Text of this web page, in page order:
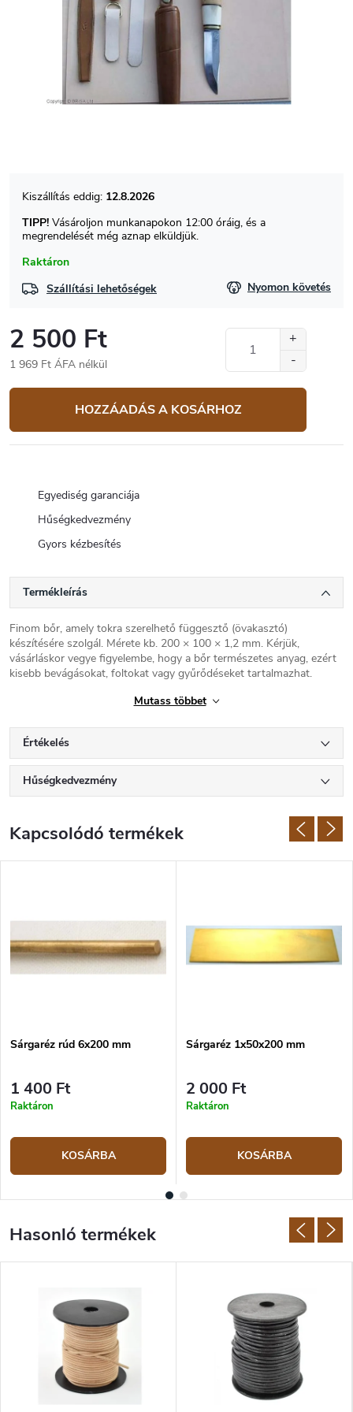
Raktáron
12.8.2026
TIPP! Vásároljon munkanapokon 12:00 óráig, és a
megrendelését még aznap elküldjük.
Szállítási lehetőségek Nyomon követés
2 500 Ft
1 969 Ft ÁFA nélkül
HOZZÁADÁS A KOSÁRHOZ
Egyediség garanciája
Hűségkedvezmény
Gyors kézbesítés
Termékleírás
Finom bőr, amely tokra szerelhető függesztő (övakasztó)
készítésére szolgál. Mérete kb. 200 × 100 × 1,2 mm. Kérjük,
vásárláskor vegye figyelembe, hogy a bőr természetes anyag, ezért
kisebb bevágásokat, foltokat vagy gyűrődéseket tartalmazhat.
Mutass többet
Értékelés
Hűségkedvezmény
Kapcsolódó termékek
Sárgaréz rúd 6x200 mm
1 400 Ft
Raktáron
KOSÁRBA
Sárgaréz 1x50x200 mm
2 000 Ft
Raktáron
KOSÁRBA